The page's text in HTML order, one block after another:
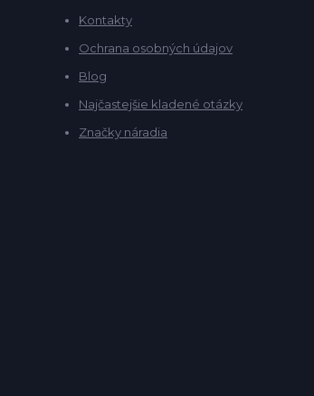
Kontakty
Ochrana osobných údajov
Blog
Najčastejšie kladené otázky
Značky náradia